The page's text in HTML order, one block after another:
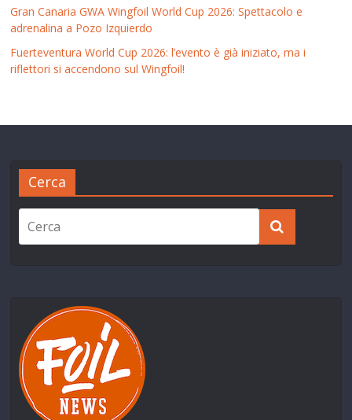
Gran Canaria GWA Wingfoil World Cup 2026: Spettacolo e
adrenalina a Pozo Izquierdo
Fuerteventura World Cup 2026: l’evento è già iniziato, ma i
riflettori si accendono sul Wingfoil!
Cerca